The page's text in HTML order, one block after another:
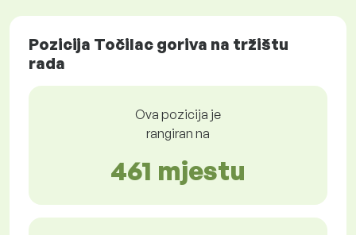
Pozicija Točilac goriva na tržištu
rada
Ova pozicija je
rangiran na
461 mjestu